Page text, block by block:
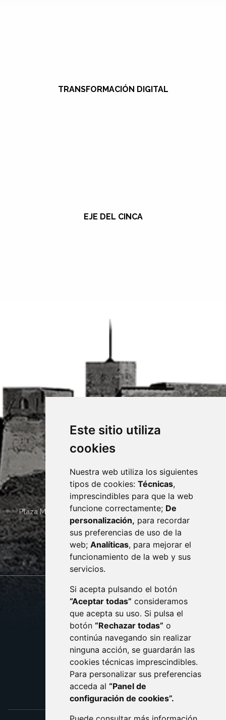
Este sitio utiliza
cookies
Nuestra web utiliza los siguientes
tipos de cookies: Técnicas,
imprescindibles para que la web
funcione correctamente; De
personalización, para recordar
sus preferencias de uso de la
web; Analíticas, para mejorar el
funcionamiento de la web y sus
servicios.
Si acepta pulsando el botón
“Aceptar todas” consideramos
que acepta su uso. Si pulsa el
botón “Rechazar todas” o
continúa navegando sin realizar
ninguna acción, se guardarán las
cookies técnicas imprescindibles.
Para personalizar sus preferencias
acceda al “Panel de
configuración de cookies”.
TRANSFORMACIÓN DIGITAL
EJE DEL CINCA
Plaza Mayor 4 22400 MONZÓN - ARAGÓN (ESPAÑA)
· (34) 974 400 700 ·
sac@monzon.es
monzon.es
CONTACTO
AVISO LEGAL
PROTECCIÓN DE DATOS
POLÍTICA DE COOKIES
ACCESIBILIDAD
ENLACE EXTERNO AL